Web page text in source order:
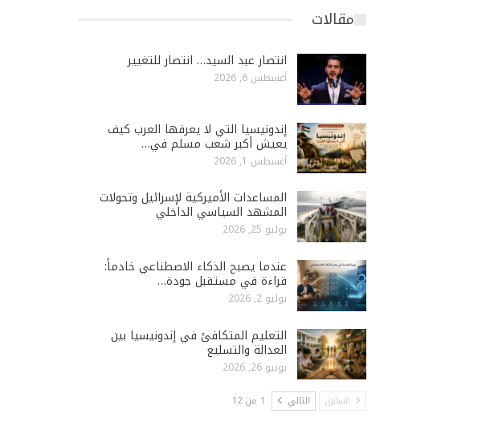
مقالات
انتصار عبد السيد… انتصار للتغيير
أغسطس 6, 2026
إندونيسيا التي لا يعرفها العرب كيف
يعيش أكبر شعب مسلم في…
أغسطس 1, 2026
المساعدات الأميركية لإسرائيل وتحولات
المشهد السياسي الداخلي
يوليو 25, 2026
عندما يصبح الذكاء الاصطناعي خادماً:
قراءة في مستقبل جودة…
يوليو 2, 2026
التعليم المتكافئ في إندونيسيا بين
العدالة والتسليع
يونيو 26, 2026
السابق التالي 1 من 12